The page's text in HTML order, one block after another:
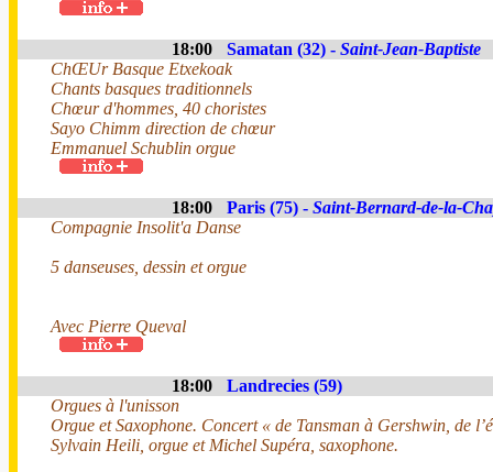
18:00 Samatan (32) - Saint-Jean-Baptiste
ChŒUr Basque Etxekoak
Chants basques traditionnels
Chœur d'hommes, 40 choristes
Sayo Chimm direction de chœur
Emmanuel Schublin orgue
18:00 Paris (75) - Saint-Bernard-de-la-
Compagnie Insolit'a Danse
5 danseuses, dessin et orgue
Avec Pierre Queval
18:00
Landrecies (59)
Orgues à l'unisson
Orgue et Saxophone. Concert « de Tansman à Gershwin, de
Sylvain Heili, orgue et Michel Supéra, saxophone.